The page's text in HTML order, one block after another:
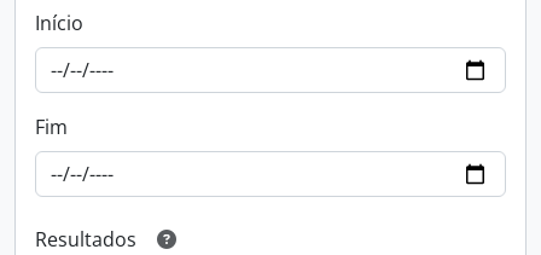
Início
Fim
Resultados